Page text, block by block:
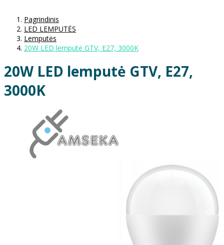
Pagrindinis
LED LEMPUTĖS
Lemputės
20W LED lemputė GTV, E27, 3000K
20W LED lemputė GTV, E27,
3000K